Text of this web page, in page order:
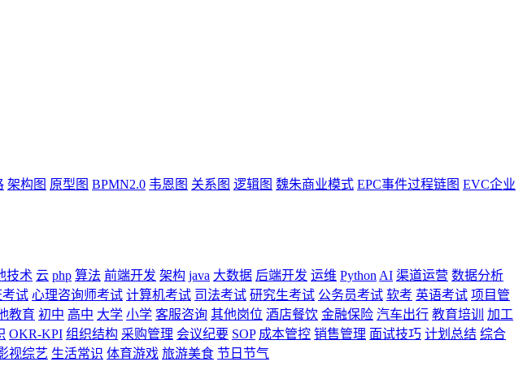
架构图 原型图 BPMN2.0 韦恩图 关系图 逻辑图 魏朱商业模式 EPC事件过程链图 EVC企业
技术 云 php 算法 前端开发 架构 java 大数据 后端开发 运维 Python AI 渠道运营 数据分析
试 心理咨询师考试 计算机考试 司法考试 研究生考试 公务员考试 软考 英语考试 项目管
教育 初中 高中 大学 小学 客服咨询 其他岗位 酒店餐饮 金融保险 汽车出行 教育培训
加工
OKR-KPI 组织结构 采购管理 会议纪要 SOP 成本管控 销售管理 面试技巧 计划总结 综合
视综艺 生活常识 体育游戏 旅游美食 节日节气